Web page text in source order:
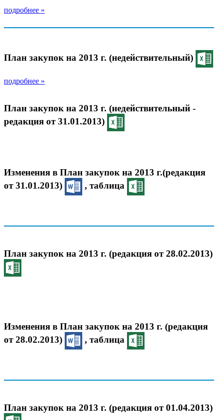
подробнее »
План закупок на 2013 г. (недействительный)
подробнее »
План закупок на 2013 г. (недействительный -
редакция от 31.01.2013)
Изменения в План закупок на 2013 г.(редакция
от 31.01.2013)
, таблица
План закупок на 2013 г. (редакция от 28.02.2013)
Изменения в План закупок на 2013 г. (редакция
от 28.02.2013)
, таблица
План закупок на 2013 г. (редакция от 01.04.2013)